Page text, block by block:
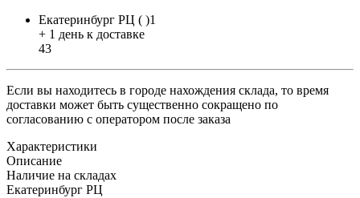
Екатеринбург РЦ ( )1
+ 1 день к доставке
43
Если вы находитесь в городе нахождения склада, то время
доставки может быть существенно сокращено по
согласованию с оператором после заказа
Характеристики
Описание
Наличие на складах
Екатеринбург РЦ